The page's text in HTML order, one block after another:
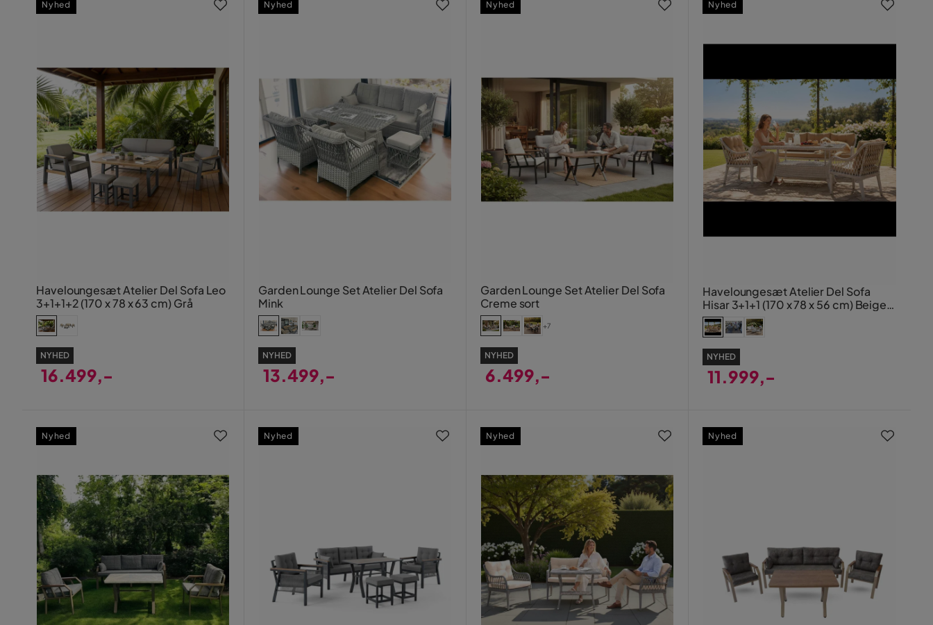
Haveloungesæt Atelier Del Sofa Leo
3+1+1+2 (170 x 78 x 63 cm) Grå
NYHED
16.499,-
Nyhed
Garden Lounge Set Atelier Del Sofa
Mink
NYHED
13.499,-
Nyhed
Garden Lounge Set Atelier Del Sofa
Creme sort
+7
NYHED
6.499,-
Nyhed
Haveloungesæt Atelier Del Sofa
Hisar 3+1+1 (170 x 78 x 56 cm) Beige
hvid
NYHED
11.999,-
Nyhed
Nyhed Nyhed Nyhed Nyhed